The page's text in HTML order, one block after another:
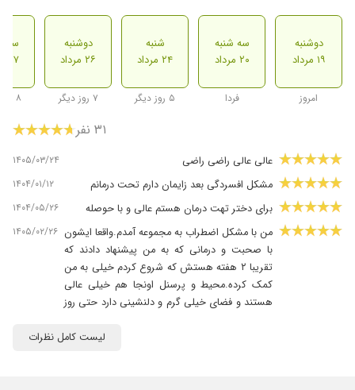
دوشنبه
۱۹ مرداد
امروز
سه شنبه
۲۰ مرداد
فردا
شنبه
۲۴ مرداد
۵ روز دیگر
دوشنبه
۲۶ مرداد
۷ روز دیگر
سه
۲۷ مرداد
۸ روز دیگر
۳۱ نفر
عالی عالی راضی راضی ۱۴۰۵/۰۳/۲۴
مشکل افسردگی بعد زایمان دارم تحت درمانم ۱۴۰۴/۰۱/۱۲
برای دختر تهت درمان هستم عالی و با حوصله ۱۴۰۴/۰۵/۲۶
من با مشکل اضطراب به مجموعه آمدم.واقعا ایشون
با صحبت و درمانی که به من پیشنهاد دادند که
تقریبا ۲ هفته هستش که شروع کردم خیلی به من
کمک کرده.محیط و پرسنل اونجا هم خیلی عالی
هستند و فضای خیلی گرم و دلنشینی دارد حتی روز
۱۴۰۵/۰۲/۲۶
لیست کامل نظرات